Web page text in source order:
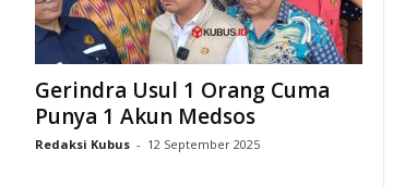
Gerindra Usul 1 Orang Cuma
Punya 1 Akun Medsos
Redaksi Kubus - 12 September 2025